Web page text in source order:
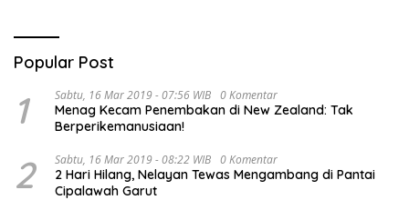
Popular Post
1 Sabtu, 16 Mar 2019 - 07:56 WIB 0 Komentar
Menag Kecam Penembakan di New Zealand: Tak
Berperikemanusiaan!
2 Sabtu, 16 Mar 2019 - 08:22 WIB 0 Komentar
2 Hari Hilang, Nelayan Tewas Mengambang di Pantai
Cipalawah Garut